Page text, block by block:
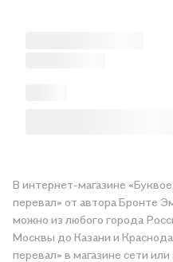
В интернет-магазине
перевал» от автора Бронте
можно из любого города
Москвы до Казани и
перевал» в магазине сети